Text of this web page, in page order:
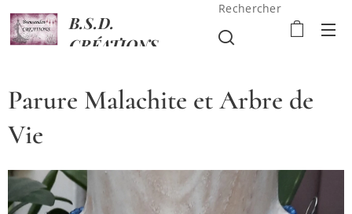
B.S.D.
CRÉATIONS
Rechercher
Parure Malachite et Arbre de
Vie